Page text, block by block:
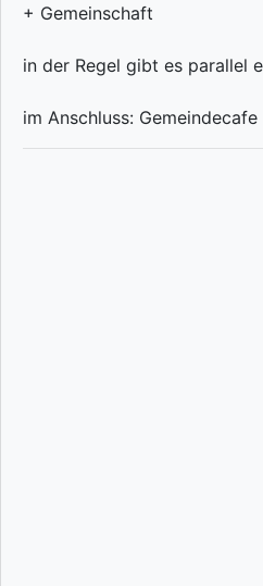
+ Gemeinschaft
in der Regel gibt es parallel
im Anschluss: Gemeindecafe